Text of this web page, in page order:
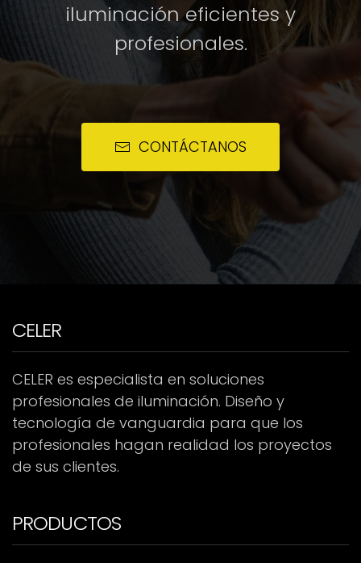
iluminación eficientes y
profesionales.
CONTÁCTANOS
CELER
CELER es especialista en soluciones
profesionales de iluminación. Diseño y
tecnología de vanguardia para que los
profesionales hagan realidad los proyectos
de sus clientes.
PRODUCTOS